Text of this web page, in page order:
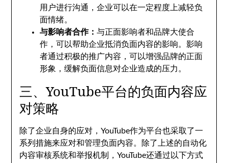
用户进行沟通，企业可以在一定程度上减轻负
面情绪。
与影响者合作：与正面影响者和品牌大使合
作，可以帮助企业抵消负面内容的影响。影响
者通过积极的推广内容，可以增强品牌的正面
形象，缓解负面信息对企业造成的压力。
三、YouTube平台的负面内容应
对策略
除了企业自身的应对，YouTube作为平台也采取了一
系列措施来应对和管理负面内容。除了上述的自动化
内容审核系统和举报机制，YouTube还通过以下方式